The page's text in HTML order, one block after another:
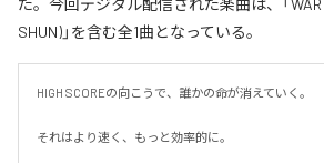
SHUN)」を含む全1曲となっている。
HIGH SCOREの向こうで、誰かの命が消えていく。
それはより速く、もっと効率的に。